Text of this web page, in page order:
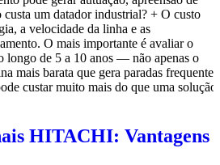
um datador industrial? + O custo
a velocidade da linha e as
O mais importante é avaliar o
longo de 5 a 10 anos — não apenas o
mais barata que gera paradas frequentes
custar muito mais do que uma solução
HITACHI: Vantagens